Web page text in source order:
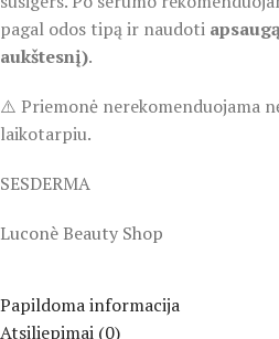
pagal odos tipą ir naudoti
aukštesnį).
⚠️ Priemonė nerekomenduojama
laikotarpiu.
SESDERMA
Luconè Beauty Shop
Papildoma informacija
Atsiliepimai (0)